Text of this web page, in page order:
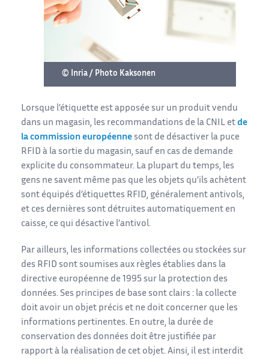
© Inria / Photo Kaksonen
Lorsque l’étiquette est apposée sur un produit vendu
dans un magasin, les recommandations de la CNIL et de
la commission européenne sont de désactiver la puce
RFID à la sortie du magasin, sauf en cas de demande
explicite du consommateur. La plupart du temps, les
gens ne savent même pas que les objets qu’ils achètent
sont équipés d’étiquettes RFID, généralement antivols,
et ces dernières sont détruites automatiquement en
caisse, ce qui désactive l’antivol.
Par ailleurs, les informations collectées ou stockées sur
des RFID sont soumises aux règles établies dans la
directive européenne de 1995 sur la protection des
données. Ses principes de base sont clairs : la collecte
doit avoir un objet précis et ne doit concerner que les
informations pertinentes. En outre, la durée de
conservation des données doit être justifiée par
rapport à la réalisation de cet objet. Ainsi, il est interdit